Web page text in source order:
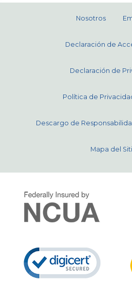
Nosotros
Declaración de
Declaración de
Política de
Descargo de
Mapa del